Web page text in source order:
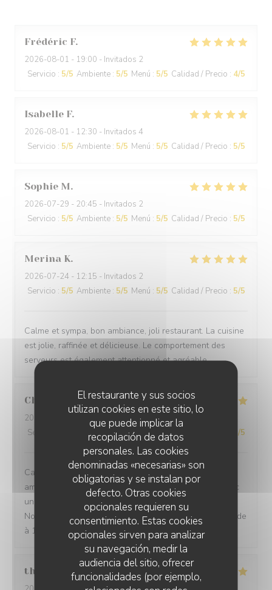
El restaurante y sus socios
utilizan cookies en este sitio, lo
que puede implicar la
recopilación de datos
personales. Las cookies
denominadas «necesarias» son
obligatorias y se instalan por
defecto. Otras cookies
opcionales requieren su
consentimiento. Estas cookies
opcionales sirven para analizar
su navegación, medir la
audiencia del sitio, ofrecer
funcionalidades (por ejemplo,
Frédéric F
2026-08-01 - 19:00 - Invitados 2
Servicio : 5/5 Ambiente : 5/5 Menú : 5/5 Calidad / Precio : 4/5
Isabelle F
2026-08-01 - 12:30 - Invitados 4
Servicio : 5/5 Ambiente : 5/5 Menú : 5/5 Calidad / Precio : 5/5
Sophie M
2026-07-29 - 20:45 - Invitados 2
Servicio : 5/5 Ambiente : 5/5 Menú : 5/5 Calidad / Precio : 5/5
Merina K
2026-07-24 - 12:15 - Invitados 2
Servicio : 5/5 Ambiente : 5/5 Menú : 5/5 Calidad / Precio : 5/5
Calme et sympa, bon ambiance, joli restaurant. La cuisine
est jolie, raffinée et délicieuse. Le comportement des
serveurs est également attentionné et agréable.
Chevalier C
2026-07-27
- 12:30 - Invitados 2
Servicio
Ambiente: 5/5 Menú: 5/5 Calidad / Precio /5
Cadre très agréable, accueil discret et chaleureux,
amabilité du serveur, repas excellent et savoureux avec
une touche d'originalité et une excellente présentation.
Nous sommes enchantées de notre choix. Je recommande
à 100/100. Merci
thurl